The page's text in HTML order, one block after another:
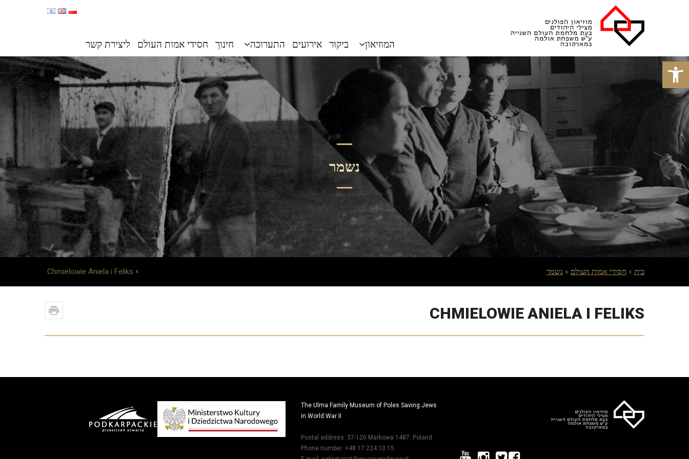
פתח סרגל נגישות
ליצירת קשר חסידי אמות העולם חינוך התערוכה אירועים ביקור המוזיאון
נשמר
בית חסידי אמות העולם נשמר Chmielowie Aniela i Feliks
CHMIELOWIE ANIELA I FELIKS
The Ulma Family Museum of Poles Saving Jews
in World War II
Postal address: 37-120 Markowa 1487, Poland
Phone number: +48 17 224 10 15